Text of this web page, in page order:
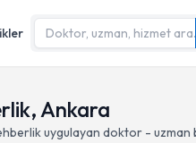
Ankara
uygulayan doktor - uzman